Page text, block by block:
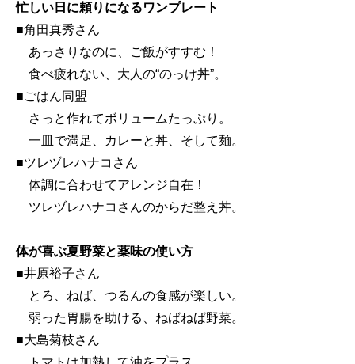
忙しい日に頼りになるワンプレート
■角田真秀さん
あっさりなのに、ご飯がすすむ！
食べ疲れない、大人の“のっけ丼”。
■ごはん同盟
さっと作れてボリュームたっぷり。
一皿で満足、カレーと丼、そして麺。
■ツレヅレハナコさん
体調に合わせてアレンジ自在！
ツレヅレハナコさんのからだ整え丼。
体が喜ぶ夏野菜と薬味の使い方
■井原裕子さん
とろ、ねば、つるんの食感が楽しい。
弱った胃腸を助ける、ねばねば野菜。
■大島菊枝さん